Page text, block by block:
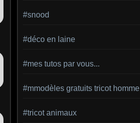
#snood
#déco en laine
#mes tutos par vous...
#mmodèles gratuits tricot homme
#tricot animaux